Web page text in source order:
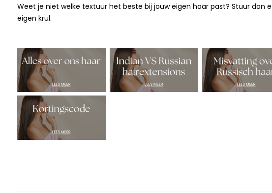
Weet je niet welke textuur het beste bij jouw eigen haar past? Stuur
eigen krul.